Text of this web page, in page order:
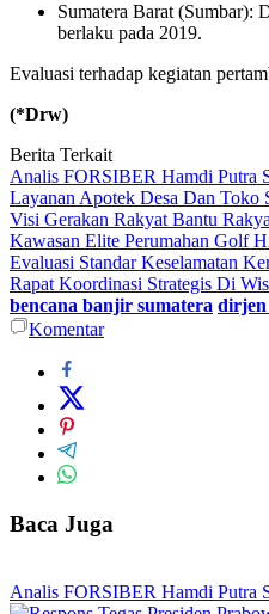
Sumatera Barat (Sumbar):
berlaku pada 2019.
Evaluasi terhadap kegiatan
(*Drw)
Berita Terkait
Analis FORSIBER Hamdi Putra
Layanan Apotek Desa Dan Toko
Visi Gerakan Rakyat Bantu
Kawasan Elite Perumahan Golf
Evaluasi Standar Keselamatan
Rapat Koordinasi Strategis Di
bencana banjir sumatera dirjen
Komentar
Baca Juga
Analis FORSIBER Hamdi Putra